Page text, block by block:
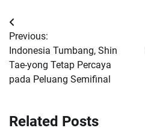
Navigasi
pos
Previous:
Indonesia Tumbang, Shin
Tae-yong Tetap Percaya
pada Peluang Semifinal
Related Posts